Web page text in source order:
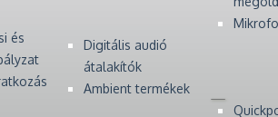
Digitális audió
átalakítók
Ambient termékek
és